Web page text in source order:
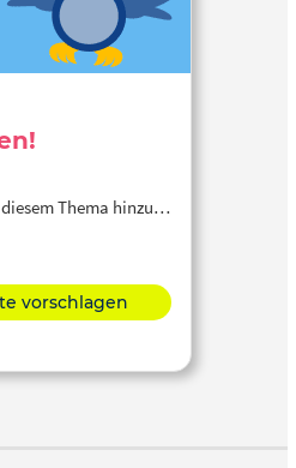
Thema hinzu…
vorschlagen